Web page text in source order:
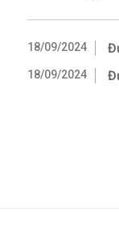
18/09/2024
18/09/2024